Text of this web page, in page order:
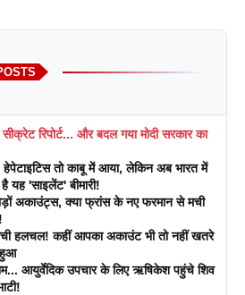
रिपोर्ट... और बदल गया मोदी सरकार का
तो काबू में आया, लेकिन अब भारत में
यह 'साइलेंट' बीमारी!
अकाउंट्स, क्या फ्रांस के नए फरमान से मची
हलचल! कहीं आपका अकाउंट भी तो नहीं खतरे
हुआ
आयुर्वेदिक उपचार के लिए ऋषिकेश पहुंचे शिव